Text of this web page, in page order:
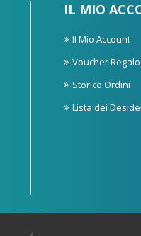
IL MIO
Il Mio Account
Voucher Regalo
Storico Ordini
Lista dei